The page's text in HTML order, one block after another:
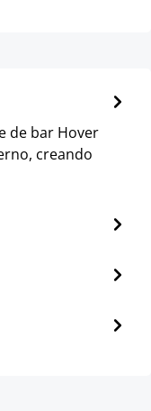
de bar Hover
creando